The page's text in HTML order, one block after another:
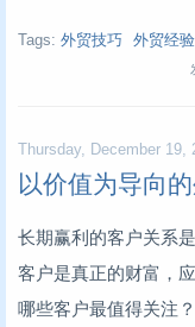
Tags: 外贸技巧 外贸经验
Thursday, December 19,
以价值为导向
长期赢利的客户关系
客户是真正的财富，
哪些客户最值得关注